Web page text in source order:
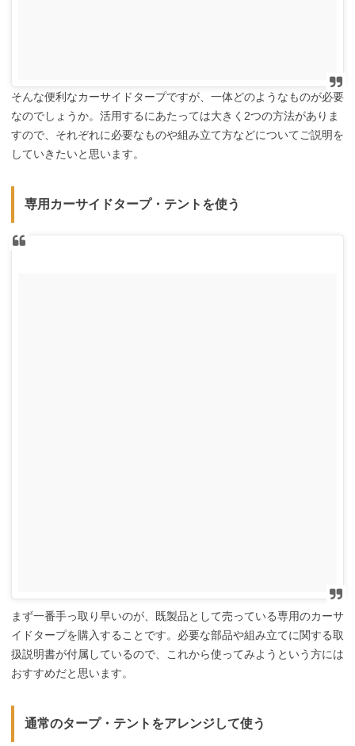
そんな便利なカーサイドタープですが、一体どのようなものが必要
なのでしょうか。活用するにあたっては大きく2つの方法がありま
すので、それぞれに必要なものや組み立て方などについてご説明を
していきたいと思います。
専用カーサイドタープ・テントを使う
まず一番手っ取り早いのが、既製品として売っている専用のカーサ
イドタープを購入することです。必要な部品や組み立てに関する取
扱説明書が付属しているので、これから使ってみようという方には
おすすめだと思います。
通常のタープ・テントをアレンジして使う